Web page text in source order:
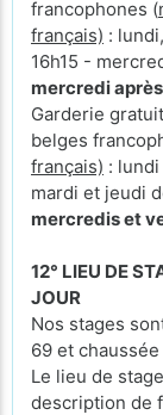
francophones (
français) :
16h15 -
mercredi
Garderie
belges
français) :
mardi et jeudi
mercredis et
12° LIEU DE
JOUR
Nos stages
69 et
Le lieu de
description de